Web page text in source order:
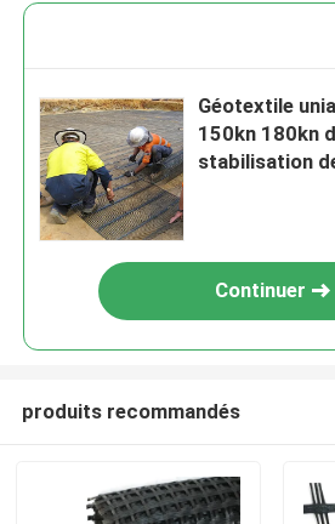
Géotextile
150kn 180kn
stabilisation
Continuer
produits recommandés